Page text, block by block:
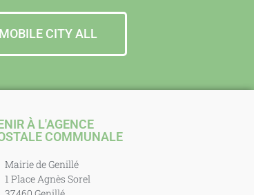
CITY ALL
À L'AGENCE
COMMUNALE
Mairie de Genillé
1 Place Agnès Sorel